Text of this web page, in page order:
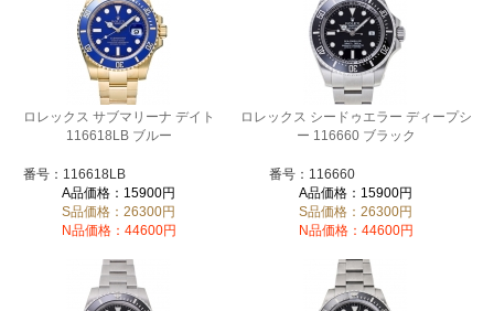
ロレックス サブマリーナ デイト
116618LB ブルー
番号：116618LB
A品価格：15900円
S品価格：26300円
N品価格：44600円
ロレックス シードゥエラー ディープシ
ー 116660 ブラック
番号：116660
A品価格：15900円
S品価格：26300円
N品価格：44600円